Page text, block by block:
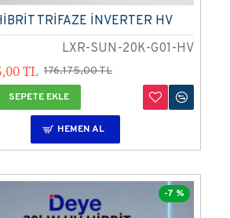
LXR-SUN-20K-G01-HV
TRİFAZE İNVERTER HV
TL 176.175,00 TL
SEPETE EKLE
HEMEN AL
-7 %